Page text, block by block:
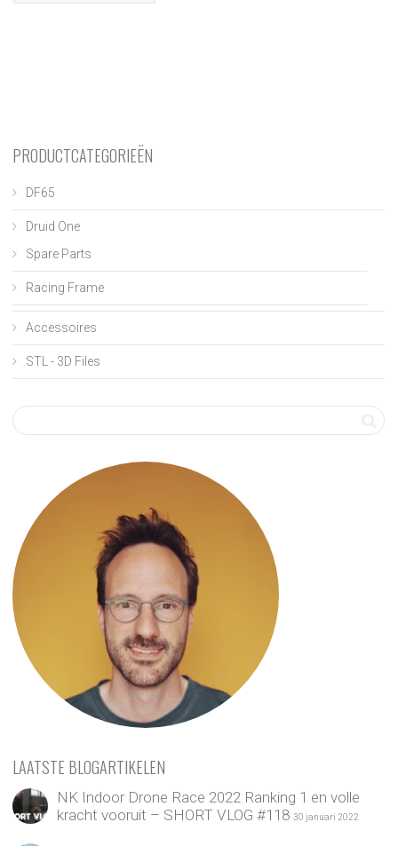
PRODUCTCATEGORIEËN
DF65
Druid One
Spare Parts
Racing Frame
Accessoires
STL - 3D Files
LAATSTE BLOGARTIKELEN
NK Indoor Drone Race 2022 Ranking 1 en volle
kracht vooruit – SHORT VLOG #118 30 januari 2022